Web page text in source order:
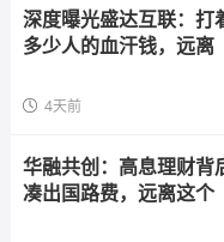
深度曝光盛达互联：打
多少人的血汗钱，远离
4天前
华融共创：高息理财背
凑出国路费，远离这个